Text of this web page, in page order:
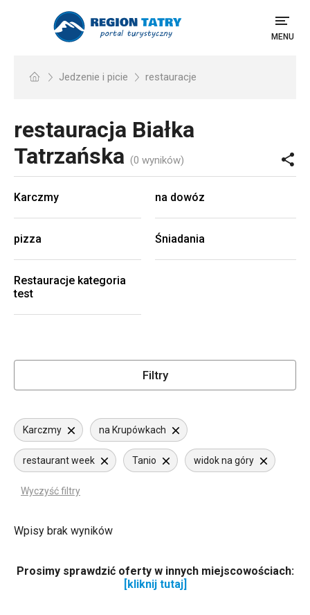
MENU
Jedzenie i picie restauracje
restauracja Białka
Tatrzańska (0 wyników)
Karczmy na dowóz
pizza Śniadania
Restauracje kategoria
test
Filtry
Karczmy na Krupówkach
restaurant week Tanio widok na góry
Wyczyść filtry
Wpisy brak wyników
Prosimy sprawdzić oferty w innych miejscowościach:
[kliknij tutaj]